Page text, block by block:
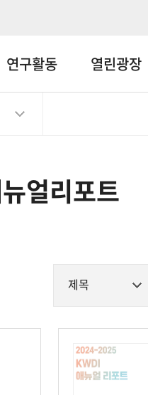
연구활동 열린광장
얼리포트